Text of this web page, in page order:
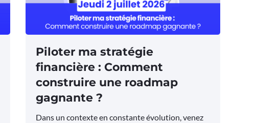
Piloter ma stratégie
financière : Comment
construire une roadmap
gagnante ?
Dans un contexte en constante évolution, venez